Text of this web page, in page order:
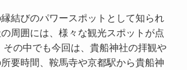
結びのパワースポットとして知られ
周囲には、様々な観光スポットが点
その中でも今回は、貴船神社の拝観や
要時間、鞍馬寺や京都駅から貴船神